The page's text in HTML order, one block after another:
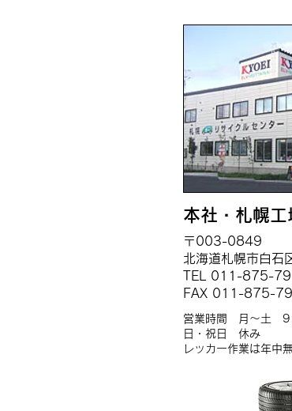
本社・札幌工
〒003-0849
北海道札幌市白
TEL 011-875-
FAX 011-875-
営業時間 月～土
日・祝日 休み
レッカー作業は年中